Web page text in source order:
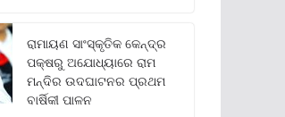
ରାମାୟଣ ସାଂସ୍କୃତିକ କେନ୍ଦ୍ର
ପକ୍ଷରୁ ଅଯୋଧ୍ୟାରେ ରାମ
ମନ୍ଦିର ଉଦଘାଟନର ପ୍ରଥମ
ବାର୍ଷିକୀ ପାଳନ